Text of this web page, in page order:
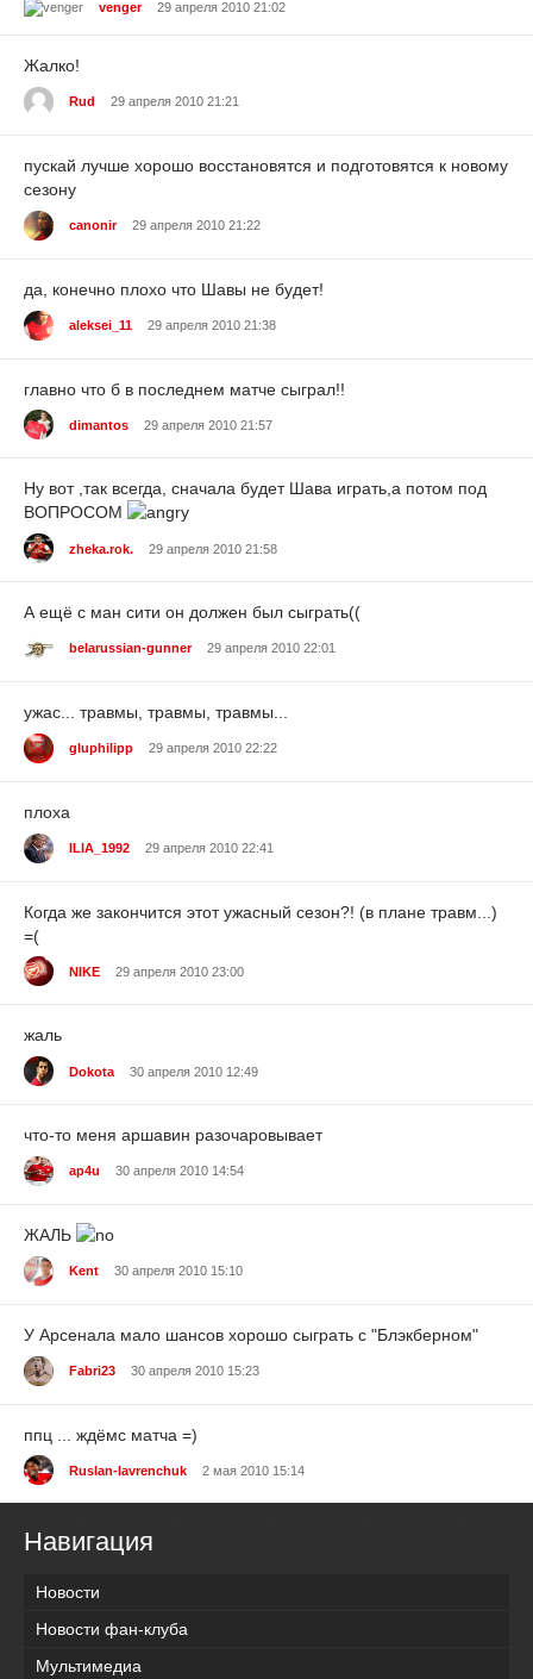
venger 29 апреля 2010 21:02
Жалко!
Rud 29 апреля 2010 21:21
пускай лучше хорошо восстановятся и подготовятся к новому
сезону
canonir 29 апреля 2010 21:22
да, конечно плохо что Шавы не будет!
aleksei_11 29 апреля 2010 21:38
главно что б в последнем матче сыграл!!
dimantos 29 апреля 2010 21:57
Ну вот ,так всегда, сначала будет Шава играть,а потом под
ВОПРОСОМ
zheka.rok. 29 апреля 2010 21:58
А ещё с ман сити он должен был сыграть((
belarussian-gunner 29 апреля 2010 22:01
ужас... травмы, травмы, травмы...
gluphilipp 29 апреля 2010 22:22
плоха
ILIA_1992 29 апреля 2010 22:41
Когда же закончится этот ужасный сезон?! (в плане травм...)
=(
NIKE 29 апреля 2010 23:00
жаль
Dokota 30 апреля 2010 12:49
что-то меня аршавин разочаровывает
ap4u 30 апреля 2010 14:54
ЖАЛЬ
Kent 30 апреля 2010 15:10
У Арсенала мало шансов хорошо сыграть с "Блэкберном"
Fabri23 30 апреля 2010 15:23
ппц ... ждёмс матча =)
Ruslan-lavrenchuk 2 мая 2010 15:14
Навигация
Новости
Новости фан-клуба
Мультимедиа